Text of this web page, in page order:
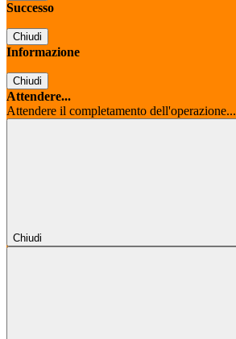
Successo
Chiudi
Informazione
Chiudi
Attendere...
Attendere il completamento dell'operazione...
Chiudi